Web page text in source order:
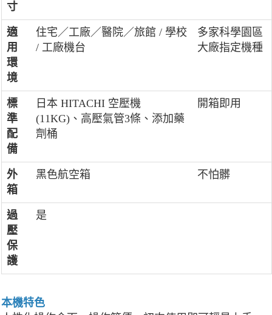
寸
適
用
環
境
住宅／工廠／醫院／旅館 / 學校
/ 工廠機台
多家科學園區
大廠指定機種
標
準
配
備
日本 HITACHI 空壓機
(11KG)、高壓氣管3條、添加藥
劑桶
開箱即用
外
箱
黑色航空箱 不怕髒
過
壓
保
護
是
本機特色